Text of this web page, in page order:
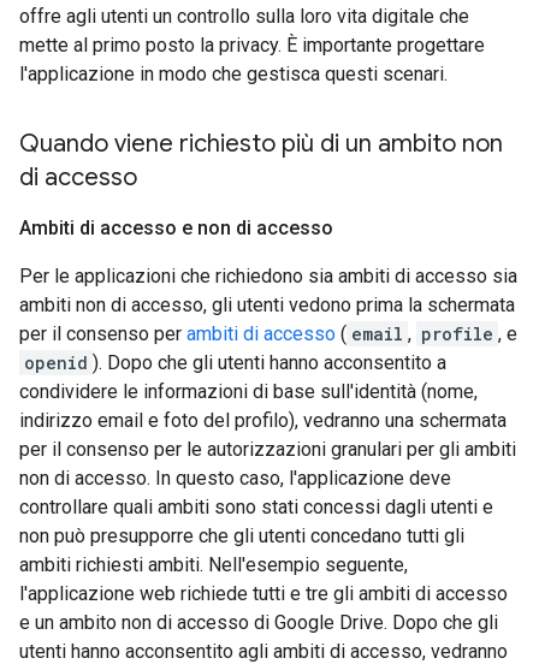
offre agli utenti un controllo sulla loro vita digitale che
mette al primo posto la privacy. È importante progettare
l'applicazione in modo che gestisca questi scenari.
Quando viene richiesto più di un ambito non
di accesso
Ambiti di accesso e non di accesso
Per le applicazioni che richiedono sia ambiti di accesso sia
ambiti non di accesso, gli utenti vedono prima la schermata
per il consenso per ambiti di accesso ( email , profile , e
openid ). Dopo che gli utenti hanno acconsentito a
condividere le informazioni di base sull'identità (nome,
indirizzo email e foto del profilo), vedranno una schermata
per il consenso per le autorizzazioni granulari per gli ambiti
non di accesso. In questo caso, l'applicazione deve
controllare quali ambiti sono stati concessi dagli utenti e
non può presupporre che gli utenti concedano tutti gli
ambiti richiesti ambiti. Nell'esempio seguente,
l'applicazione web richiede tutti e tre gli ambiti di accesso
e un ambito non di accesso di Google Drive. Dopo che gli
utenti hanno acconsentito agli ambiti di accesso, vedranno